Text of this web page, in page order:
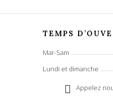
TEMPS
Mar-Sam
Lundi et dimanche
Appelez